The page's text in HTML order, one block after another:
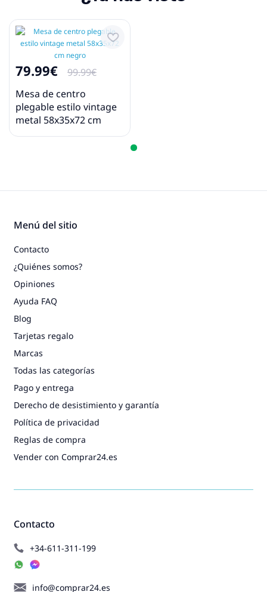
79.99€
99.99€
Mesa de centro
plegable estilo vintage
metal 58x35x72 cm
negro
Contacto
+34-611-311-199
info@comprar24.es
Menú del sitio
Contacto
¿Quiénes somos?
Opiniones
Ayuda FAQ
Blog
Tarjetas regalo
Marcas
Todas las categorías
Pago y entrega
Derecho de desistimiento y garantía
Política de privacidad
Reglas de compra
Vender con Comprar24.es